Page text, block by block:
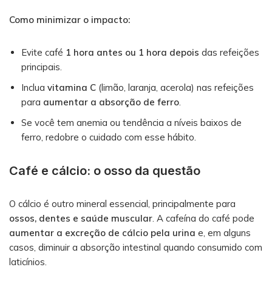
Como minimizar o impacto:
Evite café 1 hora antes ou 1 hora depois das refeições
principais.
Inclua vitamina C (limão, laranja, acerola) nas refeições
para aumentar a absorção de ferro
Se você tem anemia ou tendência a níveis baixos de
ferro, redobre o cuidado com esse hábito.
Café e cálcio: o osso da questão
O cálcio é outro mineral essencial, principalmente para
ossos, dentes e saúde muscular . A cafeína do café pode
aumentar a excreção de cálcio pela urina e, em alguns
casos, diminuir a absorção intestinal quando consumido com
laticínios.